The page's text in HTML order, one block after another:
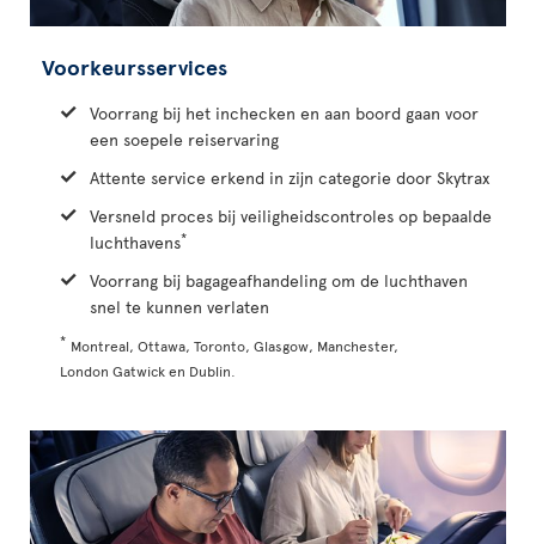
Voorkeursservices
Voorrang bij het inchecken en aan boord gaan voor
een soepele reiservaring
Attente service erkend in zijn categorie door Skytrax
Versneld proces bij veiligheidscontroles op bepaalde
luchthavens*
Voorrang bij bagageafhandeling om de luchthaven
snel te kunnen verlaten
* Montreal, Ottawa, Toronto, Glasgow, Manchester,
London Gatwick en Dublin.